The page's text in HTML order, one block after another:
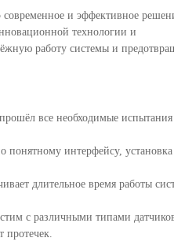
и эффективное
технологии и
работу системы и
все необходимые
понятному интерфейсу, установка
длительное время работы
с различными типами
протечек.